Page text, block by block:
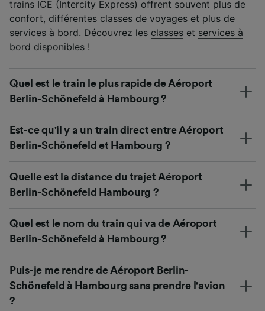
trains ICE (Intercity Express) offrent souvent plus de
confort, différentes classes de voyages et plus de
services à bord. Découvrez les classes et services à
bord disponibles !
Quel est le train le plus rapide de Aéroport
Berlin-Schönefeld à Hambourg ?
Est-ce qu'il y a un train direct entre Aéroport
Berlin-Schönefeld et Hambourg ?
Quelle est la distance du trajet Aéroport
Berlin-Schönefeld Hambourg ?
Quel est le nom du train qui va de Aéroport
Berlin-Schönefeld à Hambourg ?
Puis-je me rendre de Aéroport Berlin-
Schönefeld à Hambourg sans prendre l'avion
?